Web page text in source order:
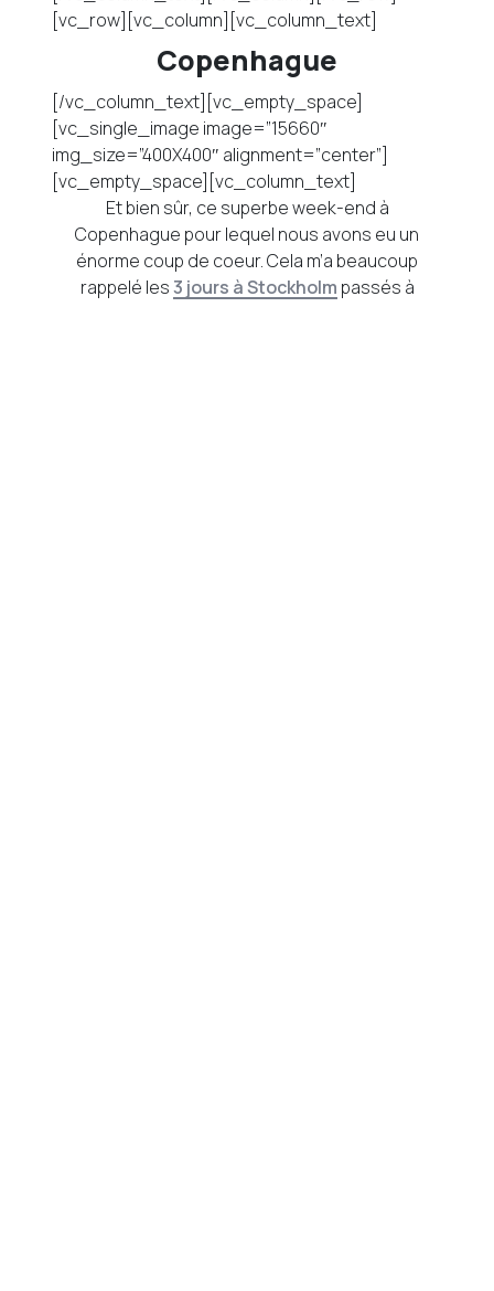
[vc_row][vc_column][vc_column_text]
Copenhague
[/vc_column_text][vc_empty_space]
[vc_single_image image=”15660″
img_size=”400X400″ alignment=”center”]
[vc_empty_space][vc_column_text]
Et bien sûr, ce superbe week-end à
Copenhague pour lequel nous avons eu un
énorme coup de coeur. Cela m’a beaucoup
rappelé les3 jours à Stockholm passés à